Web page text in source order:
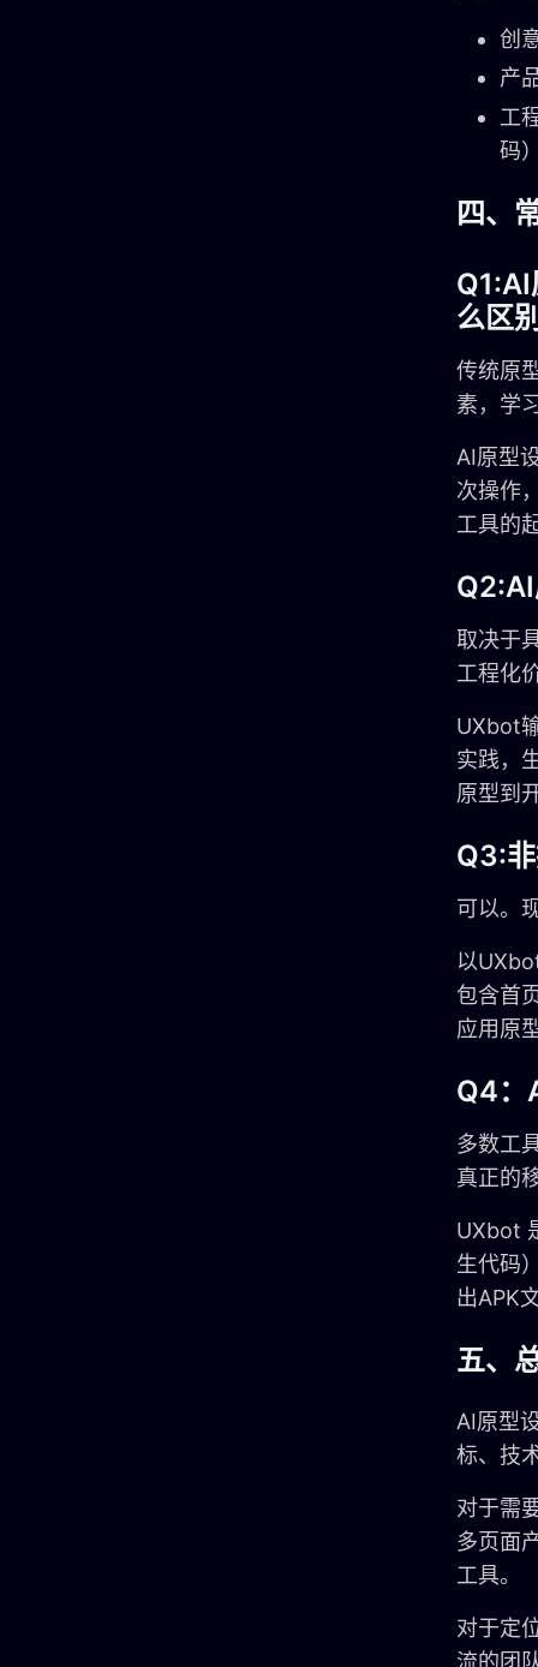
创
产
工
码
四、
么区
传统原
素，学
AI原型
次操作
工具的
取决于
工程化
UXbot
实践，
原型到
Q3:
可以。
以
包含首
应用原
Q4：
多数工
真正的
UXbot
生代码
出APK
五、
AI原型
标、技
对于需
多页面
工具。
对于定
流的团